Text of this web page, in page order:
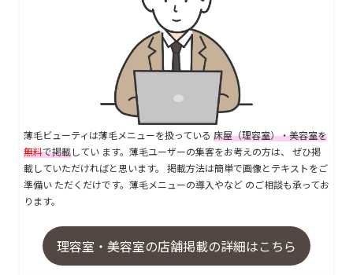
薄毛ビューティは薄毛メニューを扱っている 床屋（理容室）・美容室を
無料で掲載してい ます。薄毛ユーザーの集客をお考えの方は、 ぜひ掲
載していただければと思います。 掲載方法は簡単で画像とテキストをご
準備い ただくだけです。薄毛メニューの導入やなど のご相談も承ってお
ります。
理容室・美容室の店舗掲載の詳細はこちら